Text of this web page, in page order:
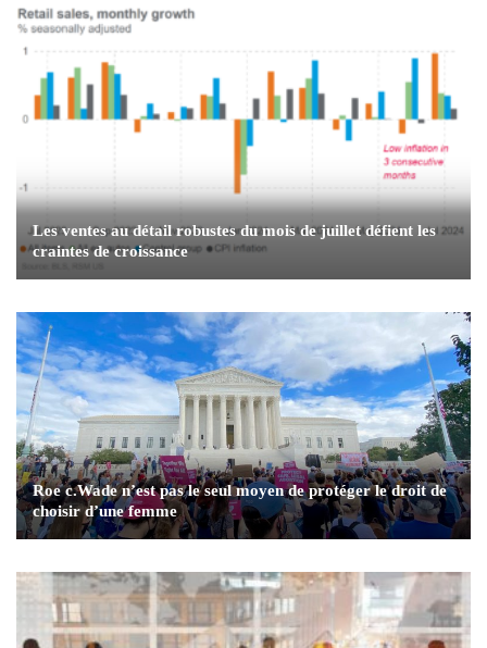
Les ventes au détail robustes du mois de juillet défient les
craintes de croissance
Roe c.Wade n’est pas le seul moyen de protéger le droit de
choisir d’une femme